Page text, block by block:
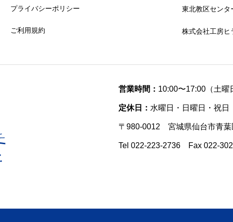
プライバシーポリシー
ご利用規約
東北教区センタ
株式会社工房ヒ
営業時間： 10:00〜17:00（土曜
定休日： 水曜日・日曜日・祝日
〒980-0012 宮城県仙台市青葉
Tel 022-223-2736 Fax 022-